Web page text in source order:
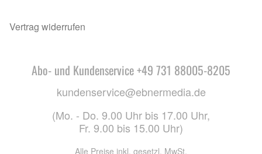
Vertrag widerrufen
Abo- und Kundenservice +49 731 88005-8205
kundenservice@ebnermedia.de
(Mo. - Do. 9.00 Uhr bis 17.00 Uhr,
Fr. 9.00 bis 15.00 Uhr)
Alle Preise inkl. gesetzl. MwSt.